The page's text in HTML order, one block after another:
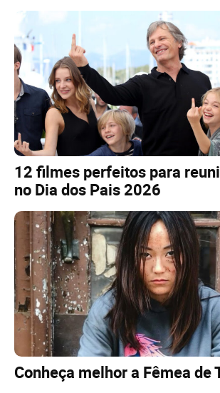
12 filmes perfeitos para
no Dia dos Pais 2026
Conheça melhor a Fêmea de